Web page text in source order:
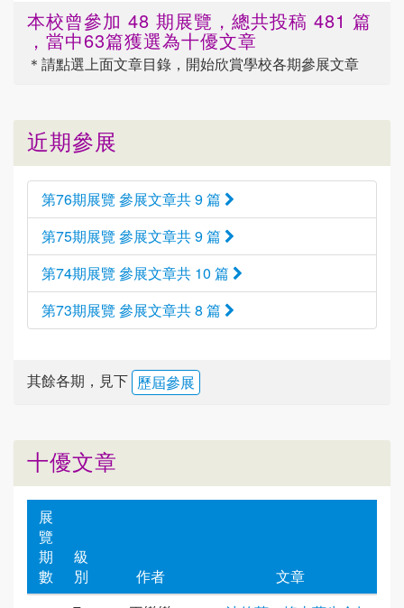
本校曾參加 48 期展覽，總共投稿 481 篇
，當中63篇獲選為十優文章
＊請點選上面文章目錄，開始欣賞學校各期參展文章
近期參展
第76期展覽 參展文章共 9 篇
第75期展覽 參展文章共 9 篇
第74期展覽 參展文章共 10 篇
第73期展覽 參展文章共 8 篇
其餘各期，見下 歷屆參展
十優文章
展
覽
期
數
級
別
作者
文章